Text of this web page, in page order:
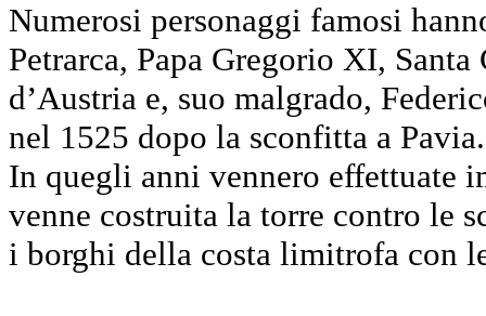
Numerosi personaggi famosi
Petrarca, Papa Gregorio XI,
d’Austria e, suo malgrado,
nel 1525 dopo la sconfitta a Pavia.
In quegli anni vennero effettuate
venne costruita la torre contro le
i borghi della costa limitrofa con